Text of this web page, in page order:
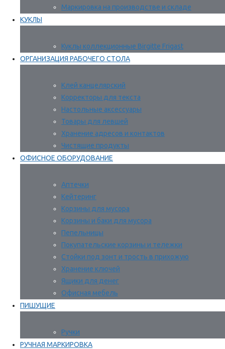
Маркировка на производстве и складе
КУКЛЫ
Куклы коллекционные Birgitte Frigast
ОРГАНИЗАЦИЯ РАБОЧЕГО СТОЛА
Клей канцелярский
Корректоры для текста
Настольные аксессуары
Товары для левшей
Хранение адресов и контактов
Чистящие продукты
ОФИСНОЕ ОБОРУДОВАНИЕ
Аптечки
Кейтеринг
Корзины для мусора
Корзины и баки для мусора
Пепельницы
Покупательские корзины и тележки
Стойки под зонт и трость в прихожую
Хранение ключей
Ящики для денег
Офисная мебель
ПИШУЩИЕ
Ручки
РУЧНАЯ МАРКИРОВКА